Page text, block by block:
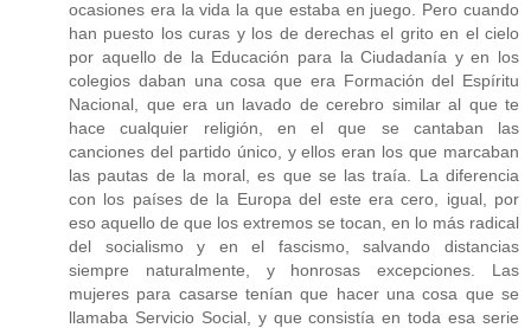
ocasiones era la vida la que estaba en juego. Pero cuando
han puesto los curas y los de derechas el grito en el cielo
por aquello de la Educación para la Ciudadanía y en los
colegios daban una cosa que era Formación del Espíritu
Nacional, que era un lavado de cerebro similar al que te
hace cualquier religión, en el que se cantaban las
canciones del partido único, y ellos eran los que marcaban
las pautas de la moral, es que se las traía. La diferencia
con los países de la Europa del este era cero, igual, por
eso aquello de que los extremos se tocan, en lo más radical
del socialismo y en el fascismo, salvando distancias
siempre naturalmente, y honrosas excepciones. Las
mujeres para casarse tenían que hacer una cosa que se
llamaba Servicio Social, y que consistía en toda esa serie